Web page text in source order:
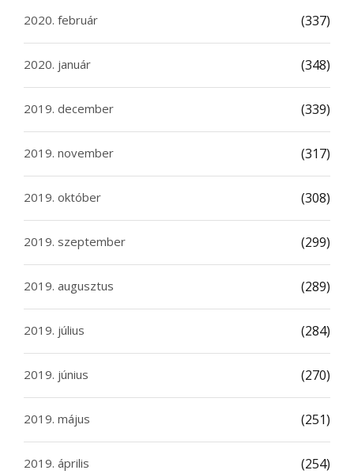
2020. február (337)
2020. január (348)
2019. december (339)
2019. november (317)
2019. október (308)
2019. szeptember (299)
2019. augusztus (289)
2019. július (284)
2019. június (270)
2019. május (251)
2019. április (254)